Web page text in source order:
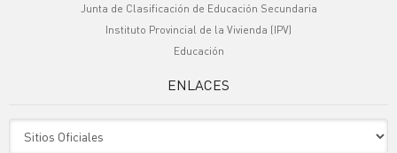
Junta de Clasificación de Educación Secundaria
Instituto Provincial de la Vivienda (IPV)
Educación
ENLACES